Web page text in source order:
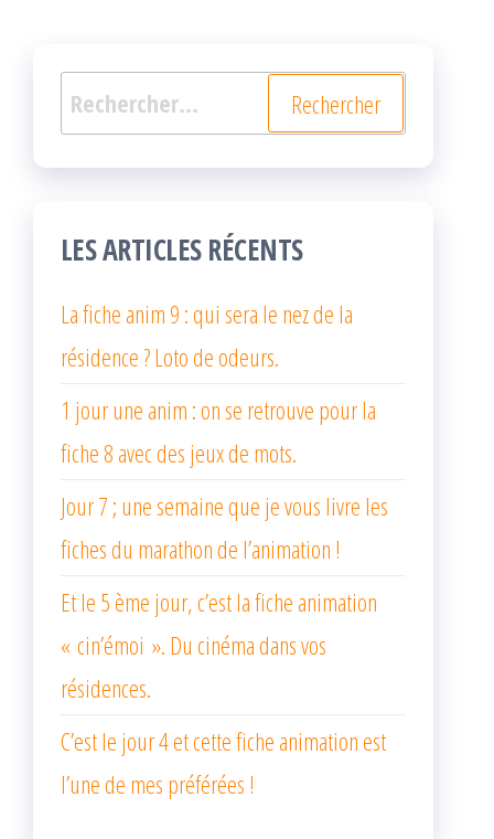
Rechercher :
LES ARTICLES RÉCENTS
La fiche anim 9 : qui sera le nez de la
résidence ? Loto de odeurs.
1 jour une anim : on se retrouve pour la
fiche 8 avec des jeux de mots.
Jour 7 ; une semaine que je vous livre les
fiches du marathon de l’animation !
Et le 5 ème jour, c’est la fiche animation
« cin’émoi ». Du cinéma dans vos
résidences.
C’est le jour 4 et cette fiche animation est
l’une de mes préférées !